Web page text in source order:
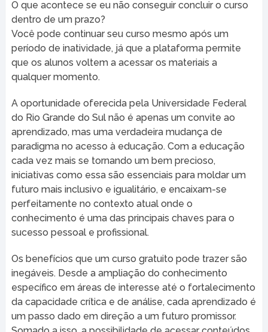
O que acontece se eu não conseguir concluir o curso
dentro de um prazo?
Você pode continuar seu curso mesmo após um
período de inatividade, já que a plataforma permite
que os alunos voltem a acessar os materiais a
qualquer momento.
A oportunidade oferecida pela Universidade Federal
do Rio Grande do Sul não é apenas um convite ao
aprendizado, mas uma verdadeira mudança de
paradigma no acesso à educação. Com a educação
cada vez mais se tornando um bem precioso,
iniciativas como essa são essenciais para moldar um
futuro mais inclusivo e igualitário, e encaixam-se
perfeitamente no contexto atual onde o
conhecimento é uma das principais chaves para o
sucesso pessoal e profissional.
Os benefícios que um curso gratuito pode trazer são
inegáveis. Desde a ampliação do conhecimento
específico em áreas de interesse até o fortalecimento
da capacidade crítica e de análise, cada aprendizado é
um passo dado em direção a um futuro promissor.